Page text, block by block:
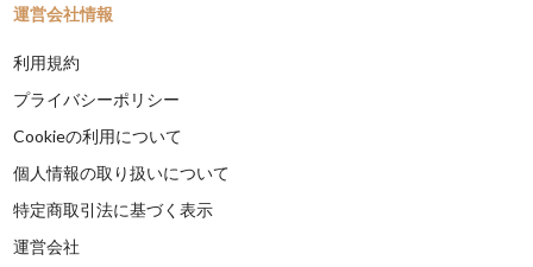
運営会社情報
利用規約
プライバシーポリシー
Cookieの利用について
個人情報の取り扱いについて
特定商取引法に基づく表示
運営会社